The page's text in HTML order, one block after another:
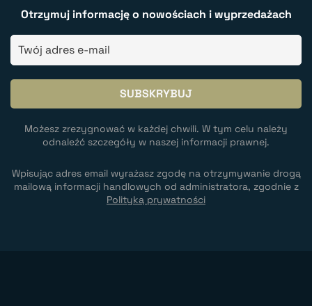
Otrzymuj informację o nowościach i wyprzedażach
Możesz zrezygnować w każdej chwili. W tym celu należy
odnaleźć szczegóły w naszej informacji prawnej.
Wpisując adres email wyrażasz zgodę na otrzymywanie drogą
mailową informacji handlowych od administratora, zgodnie z
Polityką prywatności